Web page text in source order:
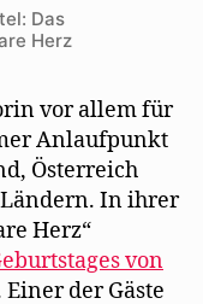
Das
Herz
vor allem für
Anlaufpunkt
Österreich
Ländern. In ihrer
Herz“
von
der Gäste